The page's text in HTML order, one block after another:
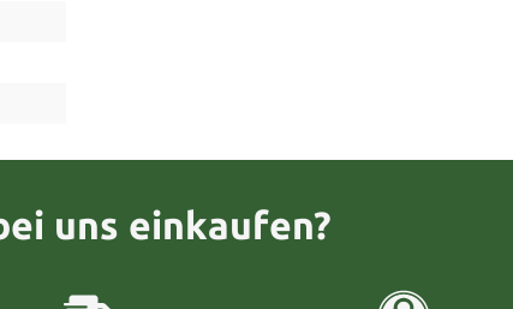
uns einkaufen?